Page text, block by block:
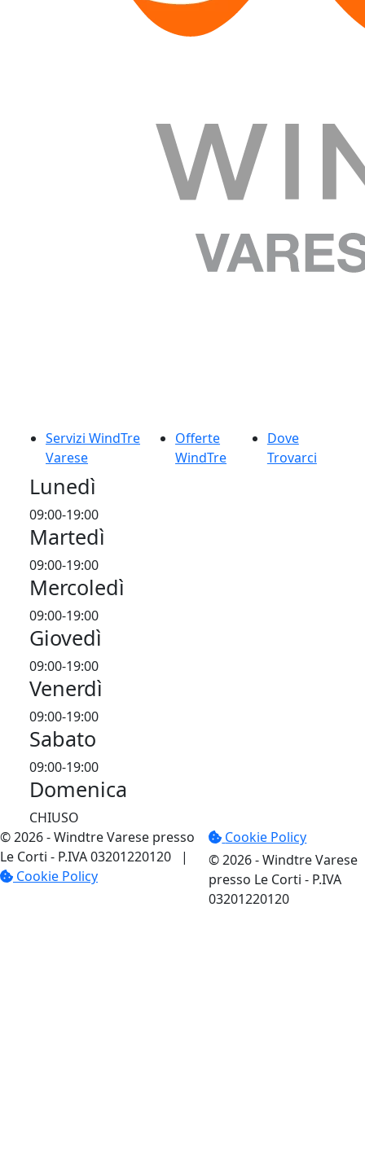
Servizi WindTre
Varese
Offerte
WindTre
Dove
Trovarci
Lunedì
09:00-19:00
Martedì
09:00-19:00
Mercoledì
09:00-19:00
Giovedì
09:00-19:00
Venerdì
09:00-19:00
Sabato
09:00-19:00
Domenica
CHIUSO
© 2026 - Windtre Varese presso
Le Corti - P.IVA 03201220120
|
Cookie Policy
Cookie Policy
© 2026 - Windtre Varese
presso Le Corti - P.IVA
03201220120